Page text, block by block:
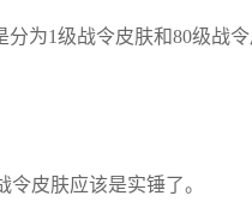
为1级战令皮肤和80级战
皮肤应该是实锤了。